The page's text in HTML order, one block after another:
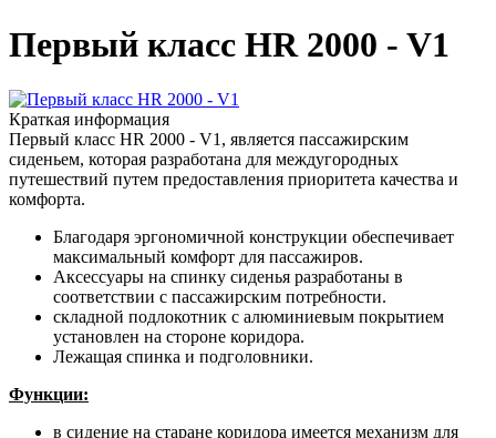
Первый класс HR 2000 - V1
Краткая информация
Первый класс HR 2000 - V1, является пассажирским
сиденьем, которая разработана для междугородных
путешествий путем предоставления приоритета качества и
комфорта.
Благодаря эргономичной конструкции обеспечивает
максимальный комфорт для пассажиров.
Аксессуары на спинку сиденья разработаны в
соответствии с пассажирским потребности.
складной подлокотник с алюминиевым покрытием
установлен на стороне коридора.
Лежащая спинка и подголовники.
Функции:
в сидение на старане коридора имеется механизм для